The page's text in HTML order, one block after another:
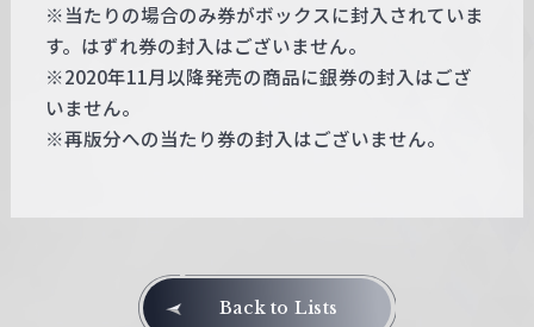
※当たりの場合のみ券がボックスに封入されていま
す。はずれ券の封入はございません。
※2020年11月以降発売の商品に銀券の封入はござ
いません。
※再版分への当たり券の封入はございません。
Back to Lists